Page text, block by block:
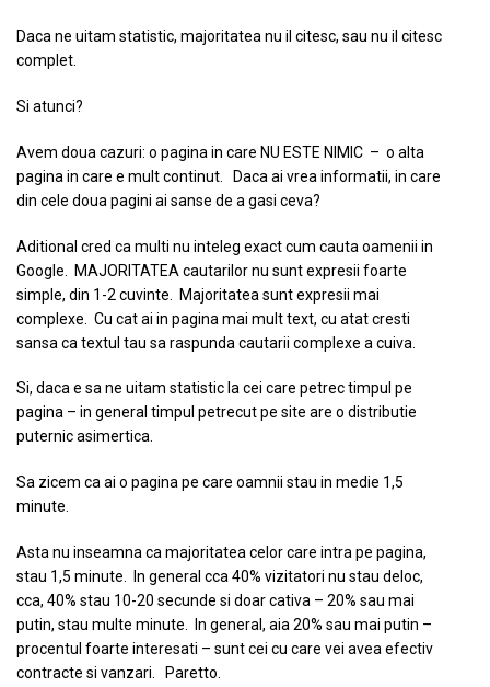
Daca ne uitam statistic, majoritatea nu il citesc, sau nu il citesc
complet.
Si atunci?
Avem doua cazuri: o pagina in care NU ESTE NIMIC – o alta
pagina in care e mult continut. Daca ai vrea informatii, in care
din cele doua pagini ai sanse de a gasi ceva?
Aditional cred ca multi nu inteleg exact cum cauta oamenii in
Google. MAJORITATEA cautarilor nu sunt expresii foarte
simple, din 1-2 cuvinte. Majoritatea sunt expresii mai
complexe. Cu cat ai in pagina mai mult text, cu atat cresti
sansa ca textul tau sa raspunda cautarii complexe a cuiva.
Si, daca e sa ne uitam statistic la cei care petrec timpul pe
pagina – in general timpul petrecut pe site are o distributie
puternic asimertica.
Sa zicem ca ai o pagina pe care oamnii stau in medie 1,5
minute.
Asta nu inseamna ca majoritatea celor care intra pe pagina,
stau 1,5 minute. In general cca 40% vizitatori nu stau deloc,
cca, 40% stau 10-20 secunde si doar cativa – 20% sau mai
putin, stau multe minute. In general, aia 20% sau mai putin –
procentul foarte interesati – sunt cei cu care vei avea efectiv
contracte si vanzari. Paretto.